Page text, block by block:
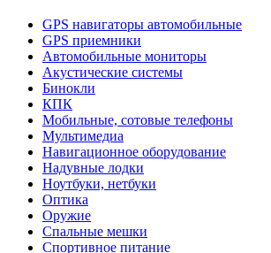
GPS навигаторы автомобильные
GPS приемники
Автомобильные мониторы
Акустические системы
Бинокли
КПК
Мобильные, сотовые телефоны
Мультимедиа
Навигационное оборудование
Надувные лодки
Ноутбуки, нетбуки
Оптика
Оружие
Спальные мешки
Спортивное питание